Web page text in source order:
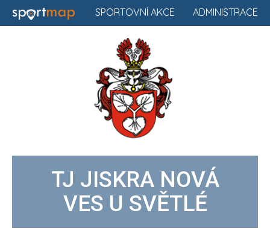
ADMINISTRACE
SPORTOVNÍ AKCE
TJ JISKRA NOVÁ
VES U SVĚTLÉ